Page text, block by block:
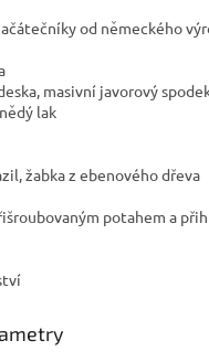
od německého
masivní javorový
lak
žabka z ebenového dřeva
potahem a